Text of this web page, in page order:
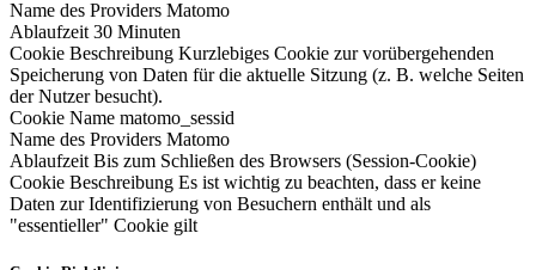
Name des Providers Matomo
Ablaufzeit 30 Minuten
Cookie Beschreibung Kurzlebiges Cookie zur vorübergehenden
Speicherung von Daten für die aktuelle Sitzung (z. B. welche Seiten
der Nutzer besucht).
Cookie Name matomo_sessid
Name des Providers Matomo
Ablaufzeit Bis zum Schließen des Browsers (Session-Cookie)
Cookie Beschreibung Es ist wichtig zu beachten, dass er keine
Daten zur Identifizierung von Besuchern enthält und als
"essentieller" Cookie gilt